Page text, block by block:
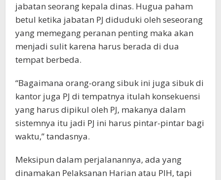
jabatan seorang kepala dinas. Hugua paham
betul ketika jabatan PJ diduduki oleh seseorang
yang memegang peranan penting maka akan
menjadi sulit karena harus berada di dua
tempat berbeda.
“Bagaimana orang-orang sibuk ini juga sibuk di
kantor juga PJ di tempatnya itulah konsekuensi
yang harus dipikul oleh PJ, makanya dalam
sistemnya itu jadi PJ ini harus pintar-pintar bagi
waktu,” tandasnya.
Meksipun dalam perjalanannya, ada yang
dinamakan Pelaksanan Harian atau PlH, tapi